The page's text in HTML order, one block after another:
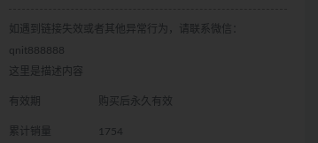
如遇到链接失效或者其他异常行为，请联系微信：
qnit888888
这里是描述内容
有效期 购买后永久有效
累计销量 1754